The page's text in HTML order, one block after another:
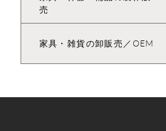
売
家具・雑貨の卸販売／OEM